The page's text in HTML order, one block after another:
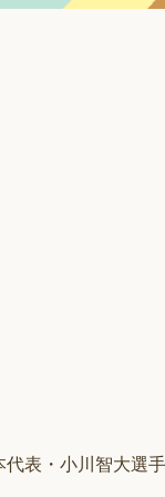
代表・小川智大選